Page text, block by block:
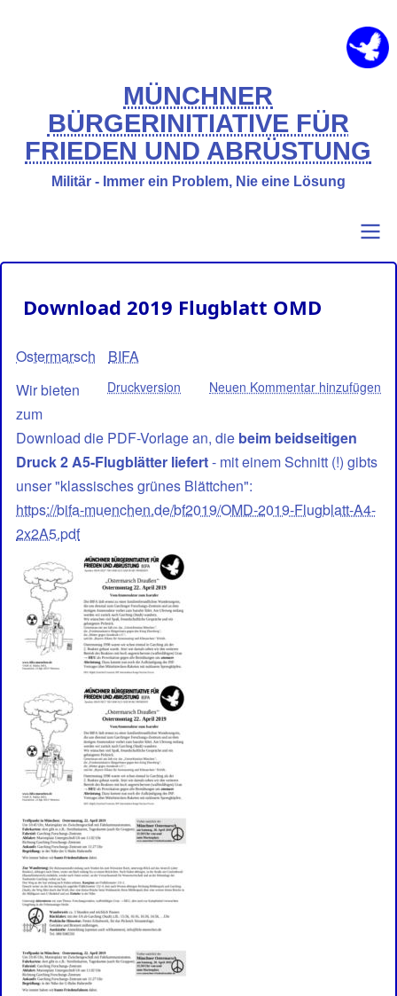
MÜNCHNER
BÜRGERINITIATIVE FÜR
FRIEDEN UND ABRÜSTUNG
Militär - Immer ein Problem, Nie eine Lösung
links
Download 2019 Flugblatt OMD
Ostermarsch BIFA
Druckversion Neuen Kommentar hinzufügen
Wir bieten
zum
Download die PDF-Vorlage an, die beim beidseitigen
Druck 2 A5-Flugblätter liefert- mit einem Schnitt (!) gibts
unser "klassisches grünes Blättchen":
https://bifa-muenchen.de/bf2019/OMD-2019-Flugblatt-A4-
2x2A5.pdf